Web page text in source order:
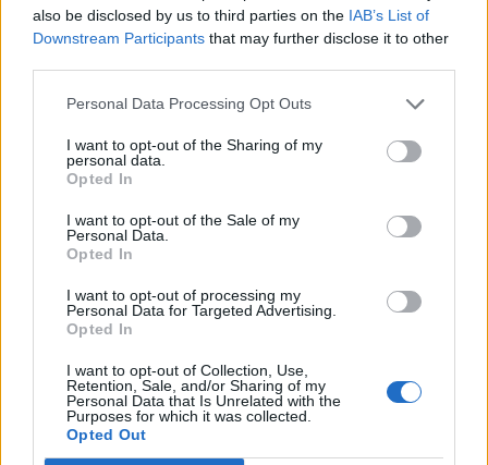
also be disclosed by us to third parties on the IAB’s List of
Downstream Participants that may further disclose it to other
Personal Data Processing Opt Outs
I want to opt-out of the Sharing of my
personal data.
Opted In
I want to opt-out of the Sale of my
Personal Data.
Opted In
I want to opt-out of processing my
Personal Data for Targeted Advertising.
Opted In
I want to opt-out of Collection, Use,
Retention, Sale, and/or Sharing of my
Personal Data that Is Unrelated with the
Purposes for which it was collected.
Opted Out
AEK Athene (via play-offs)
tegen FC Eindhoven
afhaakt? Deze opties heeft Ten Hag
Rotterdams Zomercarnaval: 'Dat kan hier niet'
eisen defensieve versterkingen
Ooit de toekomst van PSV, nu op weg naar de
uitgang: het verhaal van Babadi